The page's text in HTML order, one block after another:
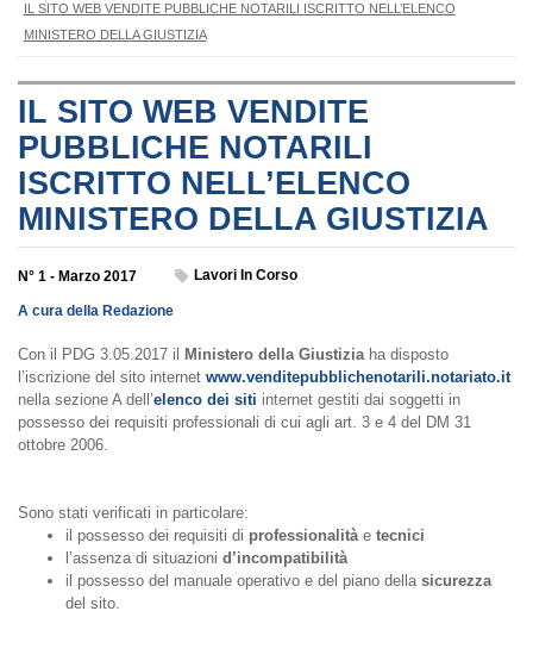
IL SITO WEB VENDITE PUBBLICHE NOTARILI ISCRITTO NELL’ELENCO
MINISTERO DELLA GIUSTIZIA
IL SITO WEB VENDITE
PUBBLICHE NOTARILI
ISCRITTO NELL’ELENCO
MINISTERO DELLA GIUSTIZIA
N° 1 - Marzo 2017 Lavori In Corso
A cura della Redazione
Con il PDG 3.05.2017 il Ministero della Giustizia ha disposto
l’iscrizione del sito internet www.venditepubblichenotarili.notariato.it
nella sezione A dell’elenco dei siti internet gestiti dai soggetti in
possesso dei requisiti professionali di cui agli art. 3 e 4 del DM 31
ottobre 2006.
Sono stati verificati in particolare:
il possesso dei requisiti di professionalità e tecnici
l’assenza di situazioni d’incompatibilità
il possesso del manuale operativo e del piano della sicurezza
del sito.